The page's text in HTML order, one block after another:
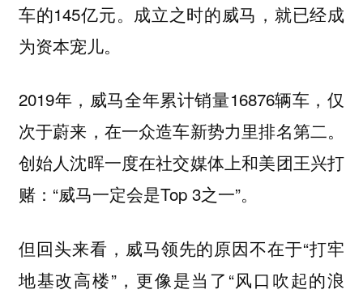
车的145亿元。成立之时的威马，就已经成
为资本宠儿。
2019年，威马全年累计销量16876辆车，仅
次于蔚来，在一众造车新势力里排名第二。
创始人沈晖一度在社交媒体上和美团王兴打
赌：“威马一定会是Top 3之一”。
但回头来看，威马领先的原因不在于“打牢
地基改高楼”，更像是当了“风口吹起的浪